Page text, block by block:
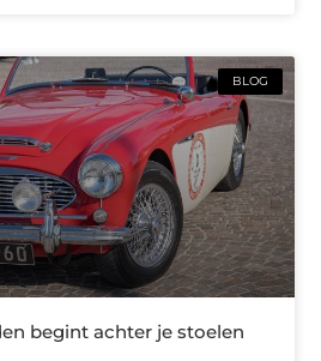
BLOG
begint achter je stoelen